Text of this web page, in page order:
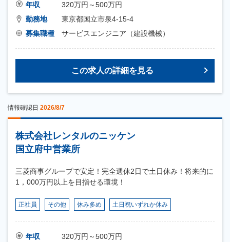
年収
320万円～500万円
勤務地
東京都国立市泉4-15-4
募集職種
サービスエンジニア（建設機械）
この求人の詳細を見る
情報確認日 2026/8/7
株式会社レンタルのニッケン
国立府中営業所
三菱商事グループで安定！完全週休2日で土日休み！将来的に
1，000万円以上を目指せる環境！
正社員 その他 休み多め 土日祝いずれか休み
年収
320万円～500万円